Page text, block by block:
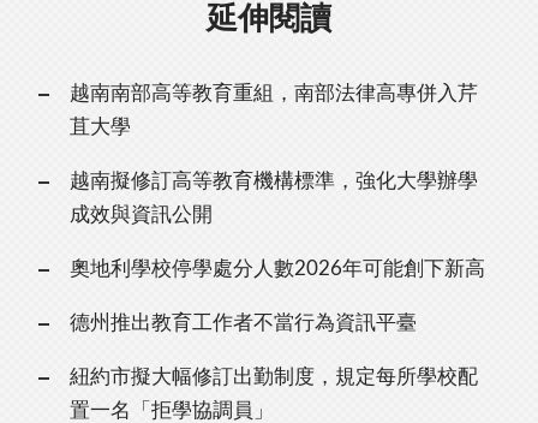
延伸閱讀
越南南部高等教育重組，南部法律高專併入芹
苴大學
越南擬修訂高等教育機構標準，強化大學辦學
成效與資訊公開
奧地利學校停學處分人數2026年可能創下新高
德州推出教育工作者不當行為資訊平臺
紐約市擬大幅修訂出勤制度，規定每所學校配
置一名「拒學協調員」